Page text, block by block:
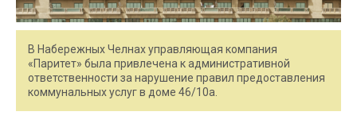
В Набережных Челнах управляющая компания
«Паритет» была привлечена к административной
ответственности за нарушение правил предоставления
коммунальных услуг в доме 46/10а.